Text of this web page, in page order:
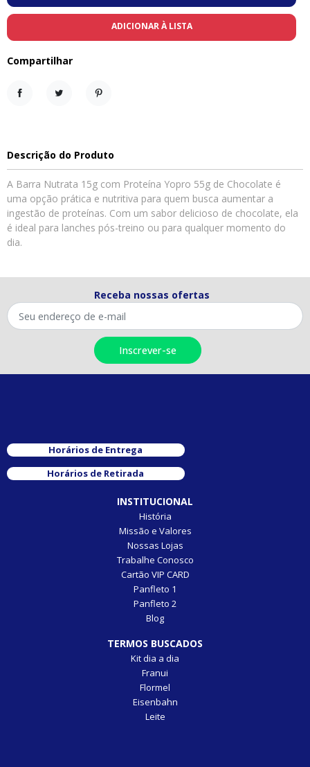
ADICIONAR À LISTA
Compartilhar
Descrição do Produto
A Barra Nutrata 15g com Proteína Yopro 55g de Chocolate é
uma opção prática e nutritiva para quem busca aumentar a
ingestão de proteínas. Com um sabor delicioso de chocolate, ela
é ideal para lanches pós-treino ou para qualquer momento do
dia.
Receba nossas ofertas
Horários de Entrega
Horários de Retirada
INSTITUCIONAL
História
Missão e Valores
Nossas Lojas
Trabalhe Conosco
Cartão VIP CARD
Panfleto 1
Panfleto 2
Blog
TERMOS BUSCADOS
Kit dia a dia
Franui
Flormel
Eisenbahn
Leite